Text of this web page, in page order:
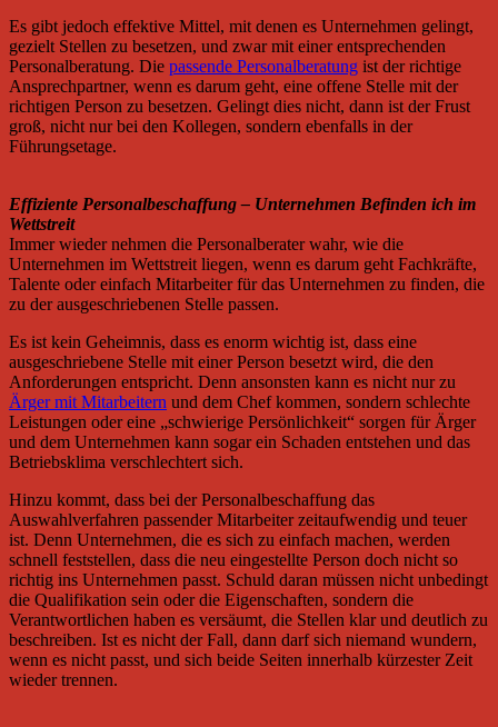
Es gibt jedoch effektive Mittel, mit denen es Unternehmen gelingt,
gezielt Stellen zu besetzen, und zwar mit einer entsprechenden
Personalberatung. Die passende Personalberatung ist der richtige
Ansprechpartner, wenn es darum geht, eine offene Stelle mit der
richtigen Person zu besetzen. Gelingt dies nicht, dann ist der Frust
groß, nicht nur bei den Kollegen, sondern ebenfalls in der
Führungsetage.
Effiziente Personalbeschaffung – Unternehmen Befinden ich im
Wettstreit
Immer wieder nehmen die Personalberater wahr, wie die
Unternehmen im Wettstreit liegen, wenn es darum geht Fachkräfte,
Talente oder einfach Mitarbeiter für das Unternehmen zu finden, die
zu der ausgeschriebenen Stelle passen.
Es ist kein Geheimnis, dass es enorm wichtig ist, dass eine
ausgeschriebene Stelle mit einer Person besetzt wird, die den
Anforderungen entspricht. Denn ansonsten kann es nicht nur zu
Ärger mit Mitarbeitern und dem Chef kommen, sondern schlechte
Leistungen oder eine „schwierige Persönlichkeit“ sorgen für Ärger
und dem Unternehmen kann sogar ein Schaden entstehen und das
Betriebsklima verschlechtert sich.
Hinzu kommt, dass bei der Personalbeschaffung das
Auswahlverfahren passender Mitarbeiter zeitaufwendig und teuer
ist. Denn Unternehmen, die es sich zu einfach machen, werden
schnell feststellen, dass die neu eingestellte Person doch nicht so
richtig ins Unternehmen passt. Schuld daran müssen nicht unbedingt
die Qualifikation sein oder die Eigenschaften, sondern die
Verantwortlichen haben es versäumt, die Stellen klar und deutlich zu
beschreiben. Ist es nicht der Fall, dann darf sich niemand wundern,
wenn es nicht passt, und sich beide Seiten innerhalb kürzester Zeit
wieder trennen.